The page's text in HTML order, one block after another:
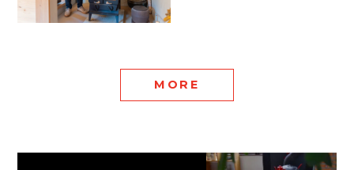
MORE